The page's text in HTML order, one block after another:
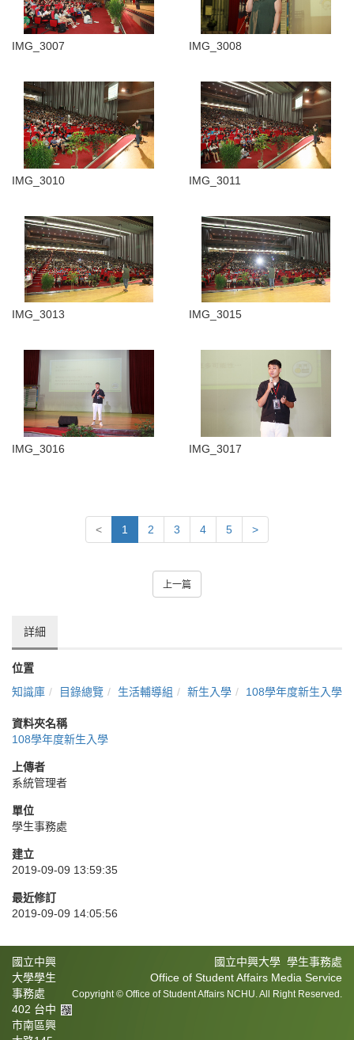
IMG_3007 IMG_3008
IMG_3010 IMG_3011
IMG_3013 IMG_3015
IMG_3016 IMG_3017
< 1 2 3 4 5 >
上一篇
詳細
位置
知識庫
目錄總覽 生活輔導組 新生入學 108學年度新生入學
資料夾名稱
108學年度新生入學
上傳者
系統管理者
單位
學生事務處
建立
2019-09-09 13:59:35
最近修訂
2019-09-09 14:05:56
國立中興大學 學生事務處
Office of Student Affairs Media Service
Copyright © Office of Student Affairs NCHU. All Right Reserved.
國立中興
大學學生
事務處
402 台中
市南區興